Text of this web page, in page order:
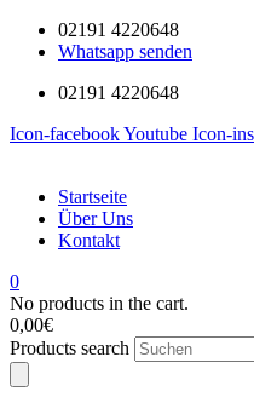
02191 4220648
Whatsapp senden
02191 4220648
Icon-facebookYoutube Icon-
Startseite
Über Uns
Kontakt
0
No products in the cart.
0,00€
Products search